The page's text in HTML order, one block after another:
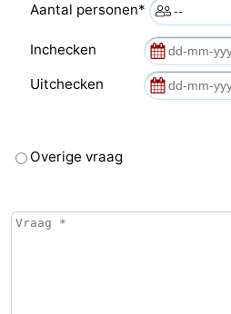
Aantal personen*
Inchecken
Uitchecken
Overige vraag